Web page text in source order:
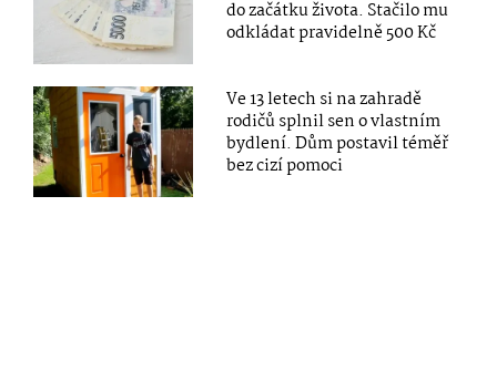
do začátku života. Stačilo mu
odkládat pravidelně 500 Kč
Ve 13 letech si na zahradě
rodičů splnil sen o vlastním
bydlení. Dům postavil téměř
bez cizí pomoci